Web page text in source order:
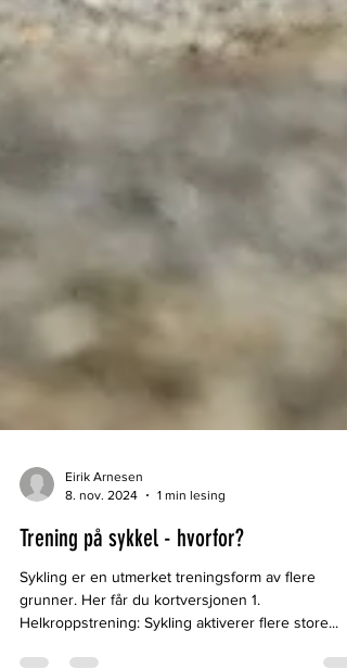
Eirik Arnesen
8. nov. 2024
1 min lesing
Trening på sykkel - hvorfor?
Sykling er en utmerket treningsform av flere